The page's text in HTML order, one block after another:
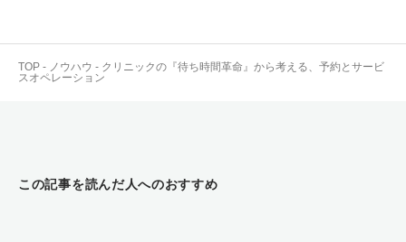
TOP - ノウハウ - クリニックの『待ち時間革命』から考える、予約とサービ
スオペレーション
この記事を読んだ人へのおすすめ